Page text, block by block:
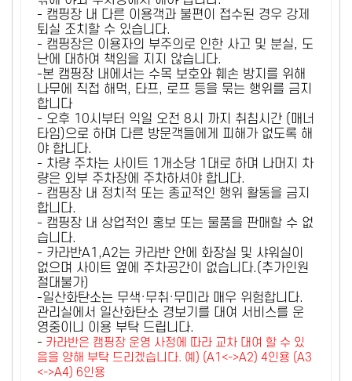
- 캠핑장 내 다른 이용객과 불편이 접수된 경우 강제
퇴실 조치할 수 있습니다.
- 캠핑장은 이용자의 부주의로 인한 사고 및 분실, 도
난에 대하여 책임을 지지 않습니다.
-본 캠핑장 내에서는 수목 보호와 훼손 방지를 위해
나무에 직접 해먹, 타프, 로프 등을 묶는 행위를 금지
합니다
- 오후 10시부터 익일 오전 8시 까지 취침시간 (매너
타임)으로 하며 다른 방문객들에게 피해가 없도록 해
야 합니다.
- 차량 주차는 사이트 1개소당 1대로 하며 나머지 차
량은 외부 주차장에 주차하셔야 합니다.
- 캠핑장 내 정치적 또는 종교적인 행위 활동을 금지
합니다.
- 캠핑장 내 상업적인 홍보 또는 물품을 판매할 수 없
습니다.
- 카라반A1,A2는 카라반 안에 화장실 및 샤워실이
없으며 사이트 옆에 주차공간이 없습니다.(추가인원
절대불가)
-일산화탄소는 무색·무취·무미라 매우 위험합니다.
관리실에서 일산화탄소 경보기를 대여 서비스를 운
영중이니 이용 부탁 드립니다.
- 카라반은 캠핑장 운영 사정에 따라 교차 대여 할 수 있
음을 양해 부탁 드리겠습니다. 예) (A1<->A2) 4인용 (A3
<->A4) 6인용